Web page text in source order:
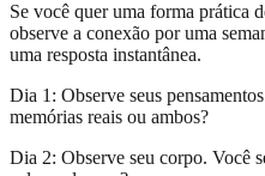
Se você quer uma forma prática
observe a conexão por uma
uma resposta instantânea.
Dia 1: Observe seus
memórias reais ou ambos?
Dia 2: Observe seu corpo. Você